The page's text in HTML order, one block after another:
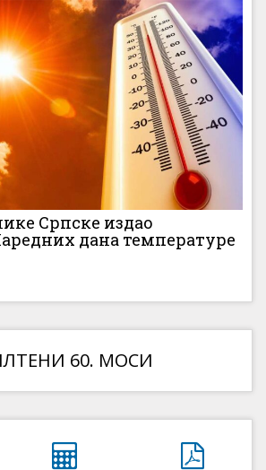
Српске издао
дана температуре
60. МОСИ